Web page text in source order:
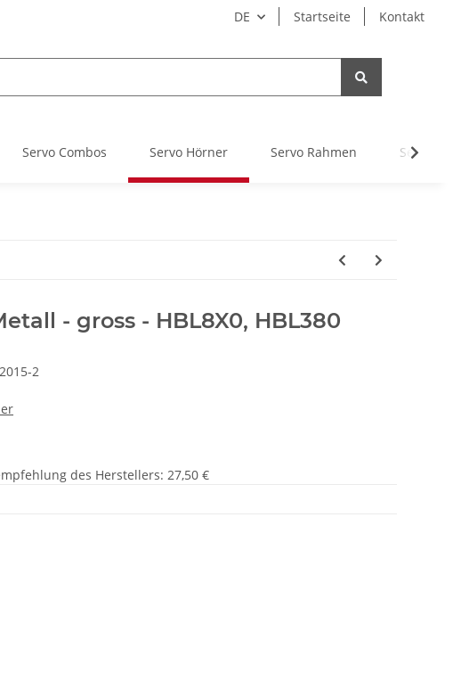
DE Startseite Kontakt
Servo Combos Servo Hörner Servo Rahmen Servo
- gross - HBL8X0, HBL380
2
des Herstellers: 27,50 €